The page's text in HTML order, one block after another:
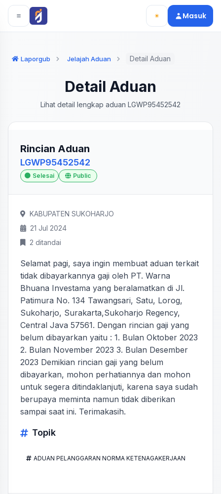
Langsung ke konten utama
Langsung ke navigasi
Masuk
Laporgub Jelajah Aduan Detail Aduan
Detail Aduan
Lihat detail lengkap aduan LGWP95452542
Rincian Aduan
LGWP95452542
Selesai Public
KABUPATEN SUKOHARJO
21 Jul 2024
2 ditandai
Selamat pagi, saya ingin membuat aduan terkait
tidak dibayarkannya gaji oleh PT. Warna
Bhuana Investama yang beralamatkan di Jl.
Patimura No. 134 Tawangsari, Satu, Lorog,
Sukoharjo, Surakarta,Sukoharjo Regency,
Central Java 57561. Dengan rincian gaji yang
belum dibayarkan yaitu : 1. Bulan Oktober 2023
2. Bulan November 2023 3. Bulan Desember
2023 Demikian rincian gaji yang belum
dibayarkan, mohon perhatiannya dan mohon
untuk segera ditindaklanjuti, karena saya sudah
berupaya meminta namun tidak diberikan
sampai saat ini. Terimakasih.
Topik
ADUAN PELANGGARAN NORMA KETENAGAKERJAAN